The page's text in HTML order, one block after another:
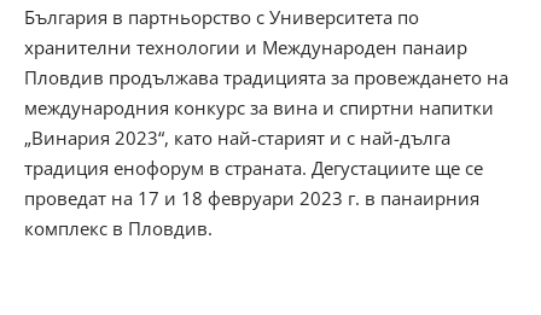
България в партньорство с Университета по
хранителни технологии и Международен панаир
Пловдив продължава традицията за провеждането на
международния конкурс за вина и спиртни напитки
„Винария 2023“, като най-старият и с най-дълга
традиция енофорум в страната. Дегустациите ще се
проведат на 17 и 18 февруари 2023 г. в панаирния
комплекс в Пловдив.